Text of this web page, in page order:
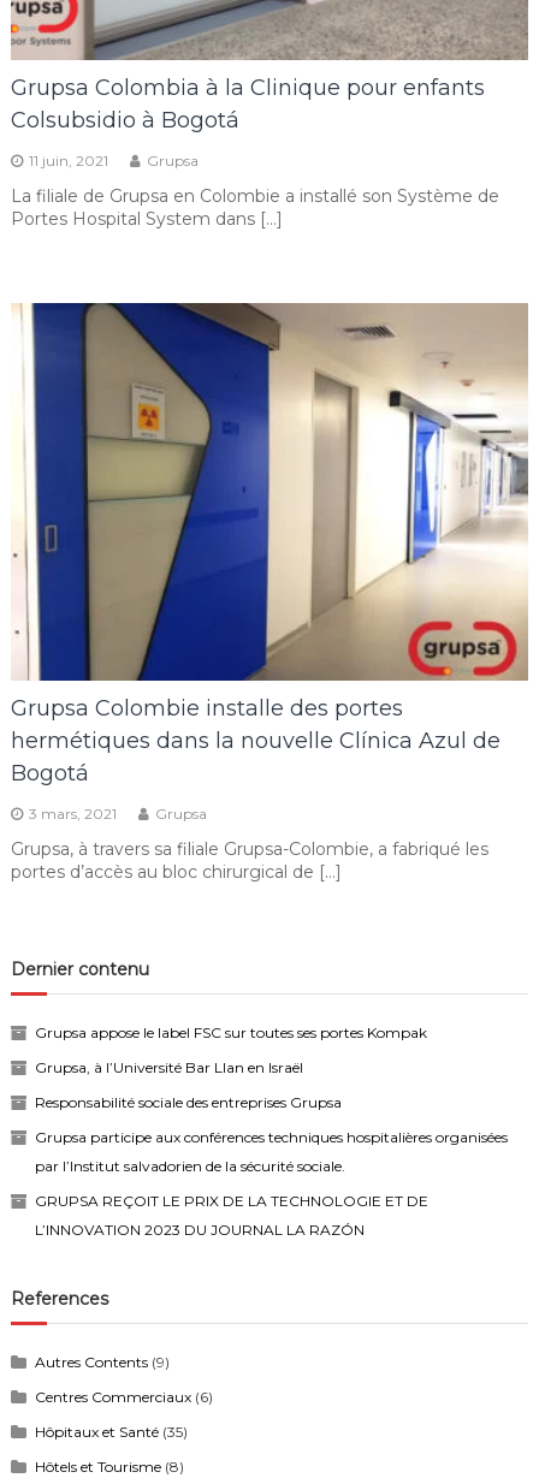
Grupsa Colombia à la Clinique pour enfants
Colsubsidio à Bogotá
11 juin, 2021 Grupsa
La filiale de Grupsa en Colombie a installé son Système de
Portes Hospital System dans […]
Grupsa Colombie installe des portes
hermétiques dans la nouvelle Clínica Azul de
Bogotá
3 mars, 2021 Grupsa
Grupsa, à travers sa filiale Grupsa-Colombie, a fabriqué les
portes d’accès au bloc chirurgical de […]
Dernier contenu
Grupsa appose le label FSC sur toutes ses portes Kompak
Grupsa, à l’Université Bar Llan en Israël
Responsabilité sociale des entreprises Grupsa
Grupsa participe aux conférences techniques hospitalières organisées
par l’Institut salvadorien de la sécurité sociale.
GRUPSA REÇOIT LE PRIX DE LA TECHNOLOGIE ET DE
L’INNOVATION 2023 DU JOURNAL LA RAZÓN
References
Autres Contents(9)
Centres Commerciaux(6)
Hôpitaux et Santé(35)
Hôtels et Tourisme(8)